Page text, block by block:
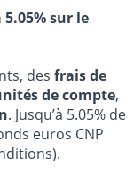
5.05% sur le
des frais de
de compte,
. Jusqu’à 5.05% de
euros CNP